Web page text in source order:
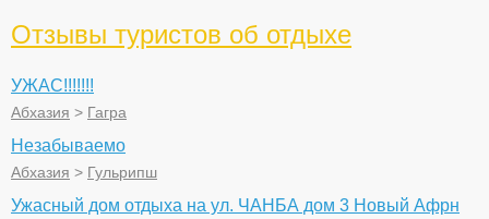
Отзывы туристов об отдыхе
УЖАС!!!!!!!
Абхазия > Гагра
Незабываемо
Абхазия > Гульрипш
Ужасный дом отдыха на ул. ЧАНБА дом 3 Новый Афрн